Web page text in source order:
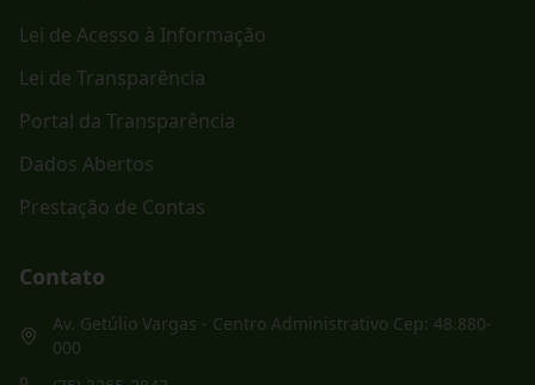
Lei de Acesso à Informação
Lei de Transparência
Portal da Transparência
Dados Abertos
Prestação de Contas
Contato
Av. Getúlio Vargas - Centro Administrativo Cep: 48.880-
000